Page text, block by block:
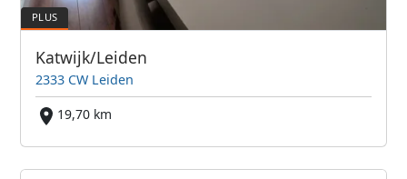
Katwijk/Leiden
2333 CW Leiden
19,70 km